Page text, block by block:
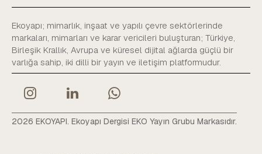
Ekoyapı; mimarlık, inşaat ve yapılı çevre sektörlerinde
markaları, mimarları ve karar vericileri buluşturan; Türkiye,
Birleşik Krallık, Avrupa ve küresel dijital ağlarda güçlü bir
varlığa sahip, iki dilli bir yayın ve iletişim platformudur.
2026 EKOYAPI. Ekoyapı Dergisi EKO Yayın Grubu Markasıdır.